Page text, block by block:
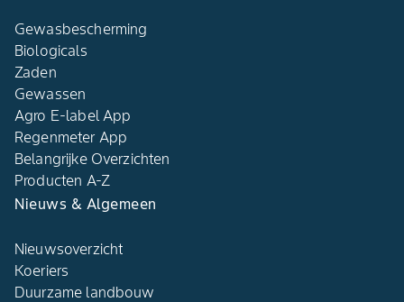
Gewasbescherming
Biologicals
Zaden
Gewassen
Agro E-label App
Regenmeter App
Belangrijke Overzichten
Producten A-Z
Nieuws & Algemeen
Nieuwsoverzicht
Koeriers
Duurzame landbouw